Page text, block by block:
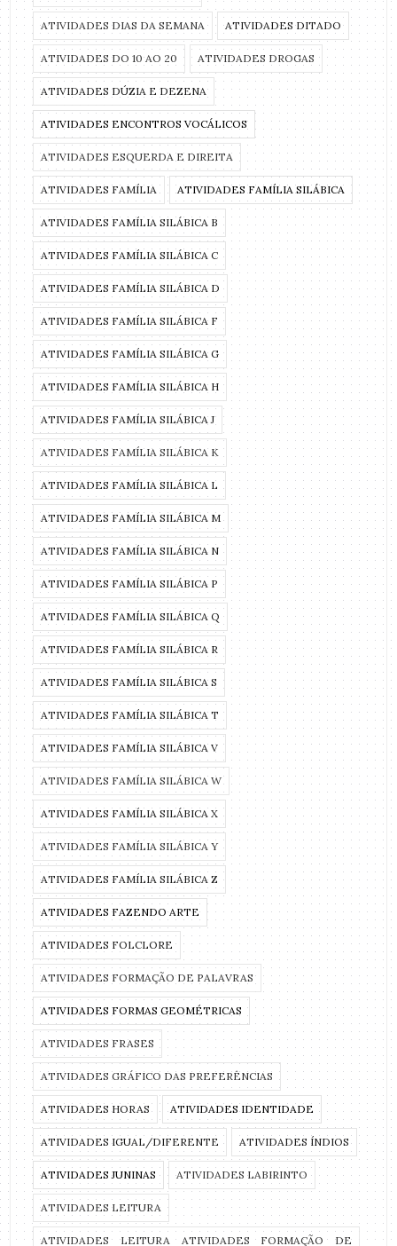
ATIVIDADES DIAS DA SEMANA ATIVIDADES DITADO
ATIVIDADES DO 10 AO 20 ATIVIDADES DROGAS
ATIVIDADES DÚZIA E DEZENA
ATIVIDADES ENCONTROS VOCÁLICOS
ATIVIDADES ESQUERDA E DIREITA
ATIVIDADES FAMÍLIA ATIVIDADES FAMÍLIA SILÁBICA
ATIVIDADES FAMÍLIA SILÁBICA B
ATIVIDADES FAMÍLIA SILÁBICA C
ATIVIDADES FAMÍLIA SILÁBICA D
ATIVIDADES FAMÍLIA SILÁBICA F
ATIVIDADES FAMÍLIA SILÁBICA G
ATIVIDADES FAMÍLIA SILÁBICA H
ATIVIDADES FAMÍLIA SILÁBICA J
ATIVIDADES FAMÍLIA SILÁBICA K
ATIVIDADES FAMÍLIA SILÁBICA L
ATIVIDADES FAMÍLIA SILÁBICA M
ATIVIDADES FAMÍLIA SILÁBICA N
ATIVIDADES FAMÍLIA SILÁBICA P
ATIVIDADES FAMÍLIA SILÁBICA Q
ATIVIDADES FAMÍLIA SILÁBICA R
ATIVIDADES FAMÍLIA SILÁBICA S
ATIVIDADES FAMÍLIA SILÁBICA T
ATIVIDADES FAMÍLIA SILÁBICA V
ATIVIDADES FAMÍLIA SILÁBICA W
ATIVIDADES FAMÍLIA SILÁBICA X
ATIVIDADES FAMÍLIA SILÁBICA Y
ATIVIDADES FAMÍLIA SILÁBICA Z
ATIVIDADES FAZENDO ARTE
ATIVIDADES FOLCLORE
ATIVIDADES FORMAÇÃO DE PALAVRAS
ATIVIDADES FORMAS GEOMÉTRICAS
ATIVIDADES FRASES
ATIVIDADES GRÁFICO DAS PREFERÊNCIAS
ATIVIDADES HORAS ATIVIDADES IDENTIDADE
ATIVIDADES IGUAL/DIFERENTE ATIVIDADES ÍNDIOS
ATIVIDADES JUNINAS ATIVIDADES LABIRINTO
ATIVIDADES LEITURA
ATIVIDADES LEITURA ATIVIDADES FORMAÇÃO DE